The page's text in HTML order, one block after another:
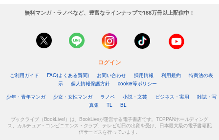
無料マンガ・ラノベなど、豊富なラインナップで188万冊以上配信中！
ログイン
ご利用ガイド FAQ(よくある質問) お問い合わせ 採用情報 利用規約
特商法の表
示
個人情報保護方針
cookie等ポリシー
少年・青年マンガ
少女・女性マンガ ラノベ 小説・文芸 ビジネス・実用
雑誌・写
真集
TL BL
ブックライブ（BookLive!）は、BookLiveが運営する電子書店です。TOPPANホールディング
ス、カルチュア・コンビニエンス・クラブ、テレビ朝日の出資を受け、日本最大級の電子書籍配
信サービスを行っています。